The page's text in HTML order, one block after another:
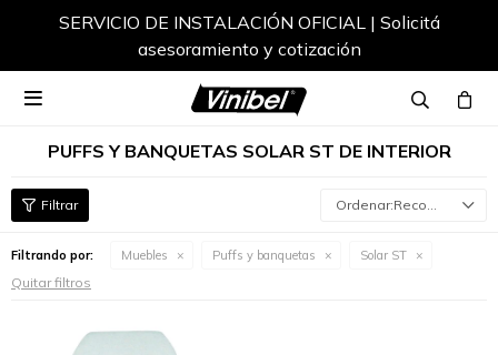
SERVICIO DE INSTALACIÓN OFICIAL | Solicitá
asesoramiento y cotización

PUFFS Y BANQUETAS SOLAR ST DE INTERIOR
Recomendados
Filtrando por: Muebles Puffs y banquetas Solar ST
Quitar filtros